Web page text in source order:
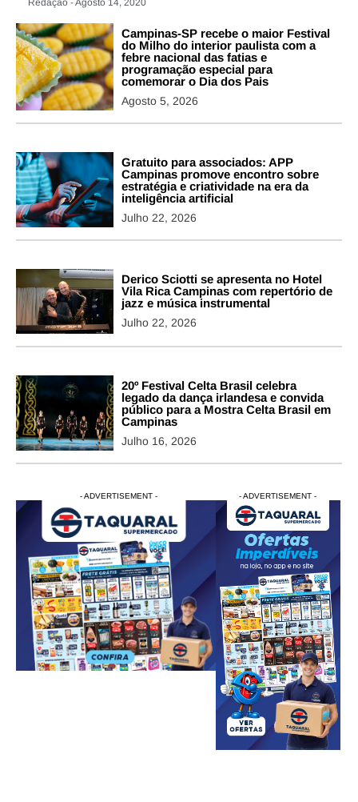
Redação - Agosto 14, 2020
Campinas-SP recebe o maior Festival
do Milho do interior paulista com a
febre nacional das fatias e
programação especial para
comemorar o Dia dos Pais
Agosto 5, 2026
Gratuito para associados: APP
Campinas promove encontro sobre
estratégia e criatividade na era da
inteligência artificial
Julho 22, 2026
Derico Sciotti se apresenta no Hotel
Vila Rica Campinas com repertório de
jazz e música instrumental
Julho 22, 2026
20º Festival Celta Brasil celebra
legado da dança irlandesa e convida
público para a Mostra Celta Brasil em
Campinas
Julho 16, 2026
- ADVERTISEMENT - -
- ADVERTISEMENT - - ADVERTISEMENT -